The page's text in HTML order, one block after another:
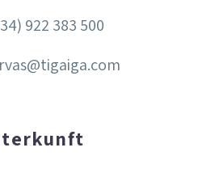
922 383 500